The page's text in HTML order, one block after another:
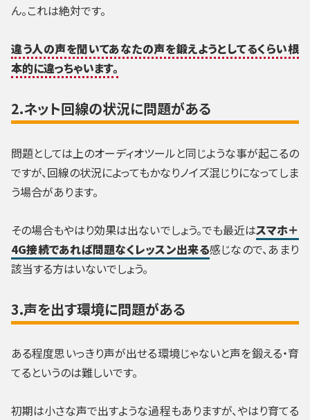
ん。これは絶対です。
違う人の声を聞いてあなたの声を鍛えようとしてるくらい根
本的に違っちゃいます。
2.ネット回線の状況に問題がある
問題としては上のオーディオツールと同じような事が起こるの
ですが、回線の状況によってもかなりノイズ混じりになってしま
う場合があります。
その場合もやはり効果は出ないでしょう。でも最近はスマホ＋
4G接続であれば問題なくレッスン出来る感じなので、あまり
該当する方はいないでしょう。
3.声を出す環境に問題がある
ある程度思いっきり声が出せる環境じゃないと声を鍛える・育
てるというのは難しいです。
初期は小さな声で出すような過程もありますが、やはり育てる